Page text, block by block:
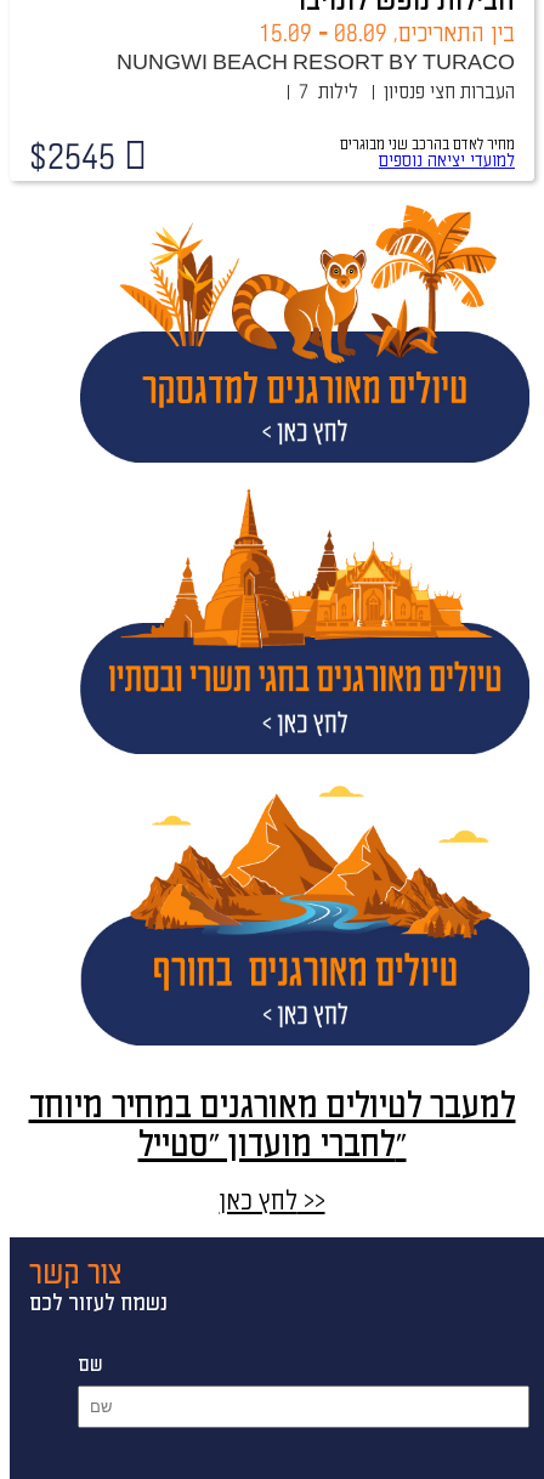
בין התאריכים, -
15.09
NUNGWI BEACH RESORT BY TURACO
7 לילות
חצי פנסיון העברות
למועדי יציאה נוספים $2545 מחיר לאדם בהרכב שני מבוגרים
למעבר לטיולים מאורגנים במחיר מיוחד
לחברי מועדון "סטייל"
לחץ כאן >>
צור קשר
נשמח לעזור לכם
שם